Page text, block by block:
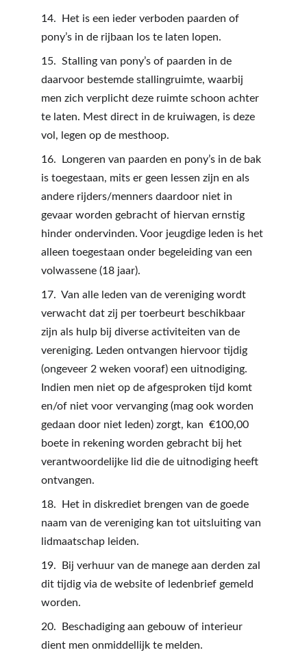
14.  Het is een ieder verboden paarden of
pony’s in de rijbaan los te laten lopen.
15.  Stalling van pony’s of paarden in de
daarvoor bestemde stallingruimte, waarbij
men zich verplicht deze ruimte schoon achter
te laten. Mest direct in de kruiwagen, is deze
vol, legen op de mesthoop.
16.  Longeren van paarden en pony’s in de bak
is toegestaan, mits er geen lessen zijn en als
andere rijders/menners daardoor niet in
gevaar worden gebracht of hiervan ernstig
hinder ondervinden. Voor jeugdige leden is het
alleen toegestaan onder begeleiding van een
volwassene (18 jaar).
17.  Van alle leden van de vereniging wordt
verwacht dat zij per toerbeurt beschikbaar
zijn als hulp bij diverse activiteiten van de
vereniging. Leden ontvangen hiervoor tijdig
(ongeveer 2 weken vooraf) een uitnodiging.
Indien men niet op de afgesproken tijd komt
en/of niet voor vervanging (mag ook worden
gedaan door niet leden) zorgt, kan  €100,00
boete in rekening worden gebracht bij het
verantwoordelijke lid die de uitnodiging heeft
ontvangen.
18.  Het in diskrediet brengen van de goede
naam van de vereniging kan tot uitsluiting van
lidmaatschap leiden.
19.  Bij verhuur van de manege aan derden zal
dit tijdig via de website of ledenbrief gemeld
worden.
20.  Beschadiging aan gebouw of interieur
dient men onmiddellijk te melden.